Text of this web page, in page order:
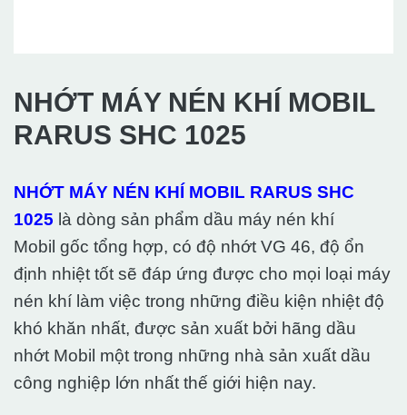
NHỚT MÁY NÉN KHÍ MOBIL
RARUS SHC 1025
NHỚT MÁY NÉN KHÍ MOBIL RARUS SHC
1025 là dòng sản phẩm dầu máy nén khí
Mobil gốc tổng hợp, có độ nhớt VG 46, độ ổn
định nhiệt tốt sẽ đáp ứng được cho mọi loại máy
nén khí làm việc trong những điều kiện nhiệt độ
khó khăn nhất, được sản xuất bởi hãng dầu
nhớt Mobil một trong những nhà sản xuất dầu
công nghiệp lớn nhất thế giới hiện nay.